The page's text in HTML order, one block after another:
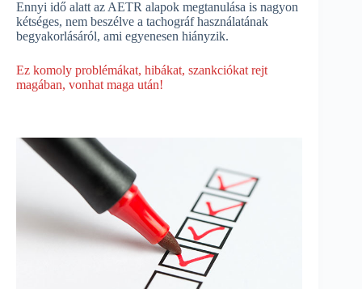
Ennyi idő alatt az AETR alapok megtanulása is nagyon
kétséges, nem beszélve a tachográf használatának
begyakorlásáról, ami egyenesen hiányzik.
Ez komoly problémákat, hibákat, szankciókat rejt
magában, vonhat maga után!